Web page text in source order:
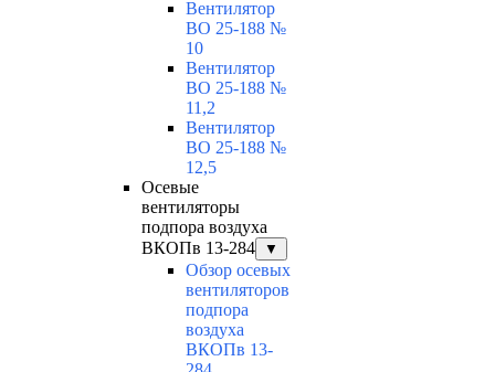
Вентилятор
ВО 25-188 №
10
Вентилятор
ВО 25-188 №
11,2
Вентилятор
ВО 25-188 №
12,5
Осевые
вентиляторы
подпора воздуха
ВКОПв 13-284
▼
Обзор осевых
вентиляторов
подпора
воздуха
ВКОПв 13-